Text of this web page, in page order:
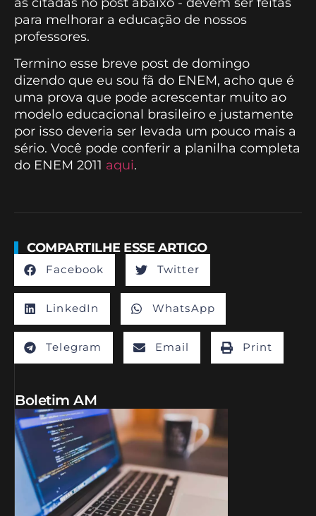
para melhorar a educação de nossos
professores.
Termino esse breve post de domingo
dizendo que eu sou fã do ENEM, acho que é
uma prova que pode acrescentar muito ao
modelo educacional brasileiro e justamente
por isso deveria ser levada um pouco mais a
sério. Você pode conferir a planilha completa
do ENEM 2011 aqui.
COMPARTILHE ESSE ARTIGO
Facebook Twitter
LinkedIn WhatsApp
Telegram Email Print
Boletim AM